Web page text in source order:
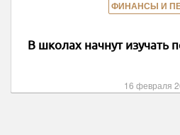
ФИНАНСЫ И
В школах начнут изучать
16 февраля